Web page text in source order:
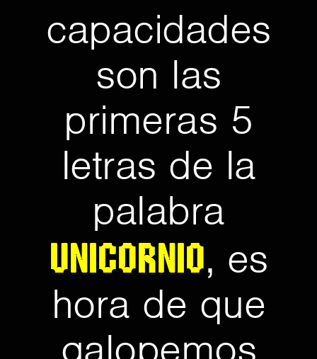
capacidades
son las
primeras 5
letras de la
palabra
UNICORNIO, es
hora de que